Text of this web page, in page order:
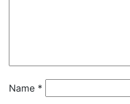
Name *